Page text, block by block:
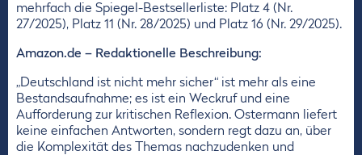
mehrfach die Spiegel-Bestsellerliste: Platz 4 (Nr.
27/2025), Platz 11 (Nr. 28/2025) und Platz 16 (Nr. 29/2025).
Amazon.de – Redaktionelle Beschreibung:
„Deutschland ist nicht mehr sicher“ ist mehr als eine
Bestandsaufnahme; es ist ein Weckruf und eine
Aufforderung zur kritischen Reflexion. Ostermann liefert
keine einfachen Antworten, sondern regt dazu an, über
die Komplexität des Themas nachzudenken und